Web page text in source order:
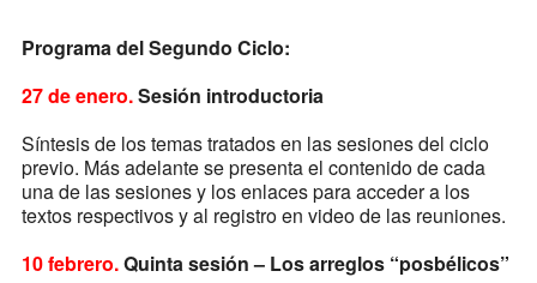
Programa del Segundo Ciclo:
27 de enero.Sesión introductoria
Síntesis de los temas tratados en las sesiones del ciclo
previo. Más adelante se presenta el contenido de cada
una de las sesiones y los enlaces para acceder a los
textos respectivos y al registro en video de las reuniones.
10 febrero.Quinta sesión – Los arreglos “posbélicos”